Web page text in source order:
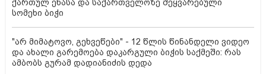
ქართულ ენასა და საქართველოზე შეყვარებული
სომეხი ბიჭი
"არ მიმატოვო, გეხვეწები" - 12 წლის წინანდელი ვიდეო
და ახალი გარემოება დაკარგული ბიჭის საქმეში: რას
ამბობს გურამ დადიანიძის დედა